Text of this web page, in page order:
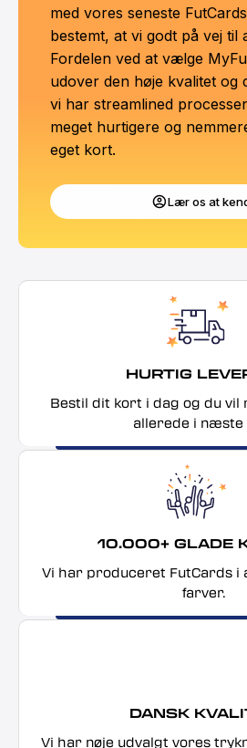
med vores seneste
bestemt, at vi godt på vej til
Fordelen ved at vælge
udover den høje kvalitet og
vi har streamlined
meget hurtigere og
eget kort.
Lær os at
HURTIG
Bestil dit kort i dag og du
allerede i næste
10.000+ GLADE
Vi har produceret FutCards i
farver.
DANSK
Vi har nøje udvalgt vores